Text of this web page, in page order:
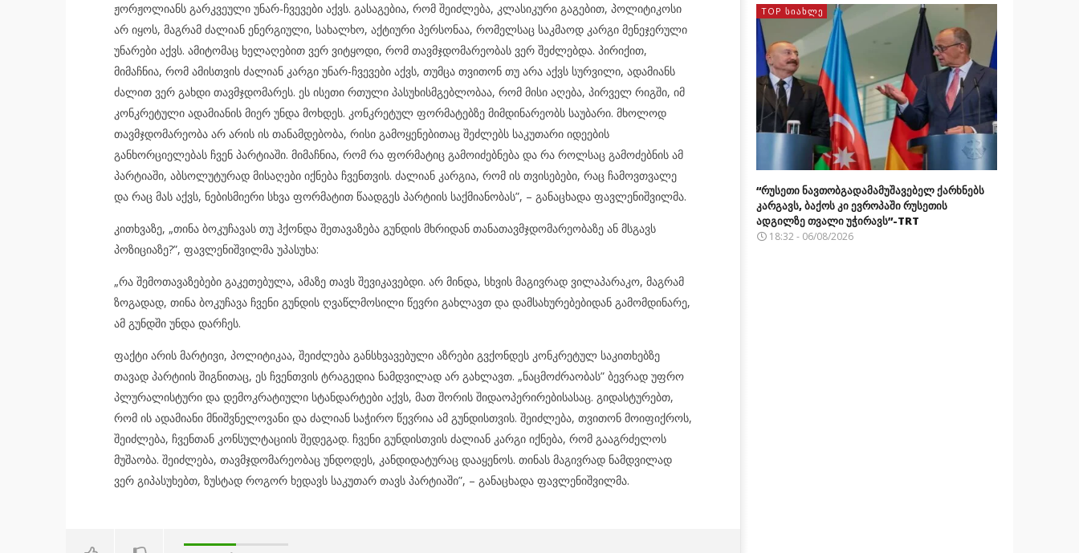
ჟორჟოლიანს გარკვეული უნარ-ჩვევები აქვს. გასაგებია, რომ შეიძლება, კლასიკური გაგებით, პოლიტიკოსი
არ იყოს, მაგრამ ძალიან ენერგიული, სახალხო, აქტიური პერსონაა, რომელსაც საკმაოდ კარგი მენეჯერული
უნარები აქვს. ამიტომაც ხელაღებით ვერ ვიტყოდი, რომ თავმჯდომარეობას ვერ შეძლებდა. პირიქით,
მიმაჩნია, რომ ამისთვის ძალიან კარგი უნარ-ჩვევები აქვს, თუმცა თვითონ თუ არა აქვს სურვილი, ადამიანს
ძალით ვერ გახდი თავმჯდომარეს. ეს ისეთი რთული პასუხისმგებლობაა, რომ მისი აღება, პირველ რიგში, იმ
კონკრეტული ადამიანის მიერ უნდა მოხდეს. კონკრეტულ ფორმატებზე მიმდინარეობს საუბარი. მხოლოდ
თავმჯდომარეობა არ არის ის თანამდებობა, რისი გამოყენებითაც შეძლებს საკუთარი იდეების
განხორციელებას ჩვენ პარტიაში. მიმაჩნია, რომ რა ფორმატიც გამოიძებნება და რა როლსაც გამოძებნის ამ
პარტიაში, აბსოლუტურად მისაღები იქნება ჩვენთვის. ძალიან კარგია, რომ ის თვისებები, რაც ჩამოვთვალე
და რაც მას აქვს, ნებისმიერი სხვა ფორმატით წაადგეს პარტიის საქმიანობას”, – განაცხადა ფავლენიშვილმა.
კითხვაზე, „თინა ბოკუჩავას თუ ჰქონდა შეთავაზება გუნდის მხრიდან თანათავმჯდომარეობაზე ან მსგავს
პოზიციაზე?”, ფავლენიშვილმა უპასუხა:
„რა შემოთავაზებები გაკეთებულა, ამაზე თავს შევიკავებდი. არ მინდა, სხვის მაგივრად ვილაპარაკო, მაგრამ
ზოგადად, თინა ბოკუჩავა ჩვენი გუნდის ღვაწლმოსილი წევრი გახლავთ და დამსახურებებიდან გამომდინარე,
ამ გუნდში უნდა დარჩეს.
ფაქტი არის მარტივი, პოლიტიკაა, შეიძლება განსხვავებული აზრები გვქონდეს კონკრეტულ საკითხებზე
თავად პარტიის შიგნითაც, ეს ჩვენთვის ტრაგედია ნამდვილად არ გახლავთ. „ნაცმოძრაობას” ბევრად უფრო
პლურალისტური და დემოკრატიული სტანდარტები აქვს, მათ შორის შიდაოპერირებისასაც. გიდასტურებთ,
რომ ის ადამიანი მნიშვნელოვანი და ძალიან საჭირო წევრია ამ გუნდისთვის. შეიძლება, თვითონ მოიფიქროს,
შეიძლება, ჩვენთან კონსულტაციის შედეგად. ჩვენი გუნდისთვის ძალიან კარგი იქნება, რომ გააგრძელოს
მუშაობა. შეიძლება, თავმჯდომარეობაც უნდოდეს, კანდიდატურაც დააყენოს. თინას მაგივრად ნამდვილად
ვერ გიპასუხებთ, ზუსტად როგორ ხედავს საკუთარ თავს პარტიაში”, – განაცხადა ფავლენიშვილმა.
TOP ᲡᲘᲐᲮᲚᲔ
“რუსეთი ნავთობგადამამუშავებელ ქარხნებს
კარგავს, ბაქოს კი ევროპაში რუსეთის
ადგილზე თვალი უჭირავს”-TRT
18:32 - 06/08/2026